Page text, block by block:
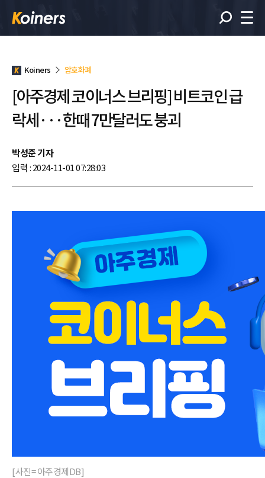
Koiners 암호화폐
[아주경제 코이너스 브리핑] 비트코인 급
락세···한때 7만달러도 붕괴
박성준 기자
입력 : 2024-11-01 07:28:03
[사진= 아주경제DB]